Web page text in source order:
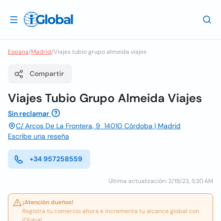
Espana/Madrid/Viajes tubio grupo almeida viajes
Compartir
Viajes Tubio Grupo Almeida Viajes
Sin reclamar
C/ Arcos De La Frontera, 9 14010 Córdoba | Madrid
Escribe una reseña
+34 957258559
Última actualización: 2/18/23, 5:30 AM
¡Atención dueños!
Registra tu comercio ahora e incrementa tu alcance global con